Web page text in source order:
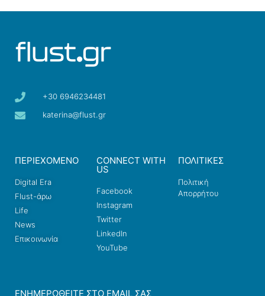
+30 6946234481
katerina@flust.gr
ΠΕΡΙΕΧΟΜΕΝΟ
Digital Era
Flust-άρω
Life
News
Επικοινωνία
CONNECT WITH
US
Facebook
Instagram
Twitter
LinkedIn
YouTube
ΠΟΛΙΤΙΚΕΣ
Πολιτική
Απορρήτου
ΕΝΗΜΕΡΩΘΕΊΤΕ ΣΤΟ EMAIL ΣΑΣ